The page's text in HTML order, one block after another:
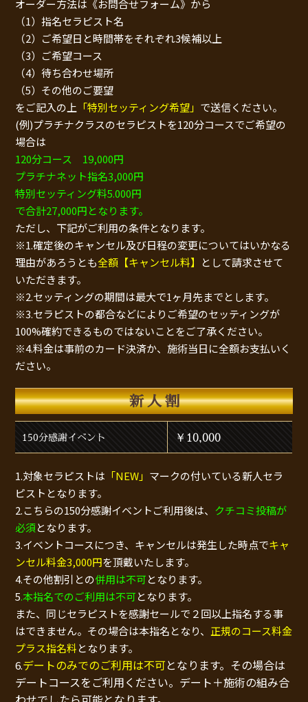
オーダー方法は《お問合せフォーム》から
（1）指名セラピスト名
（2）ご希望日と時間帯をそれぞれ3候補以上
（3）ご希望コース
（4）待ち合わせ場所
（5）その他のご要望
をご記入の上 「特別セッティング希望」 で送信ください。
(例)プラチナクラスのセラピストを120分コースでご希望の
場合は
120分コース 19,000円
プラチナネット指名3,000円
特別セッティング料5.000円
で合計27,000円となります。
ただし、下記がご利用の条件となります。
※1.確定後のキャンセル及び日程の変更についてはいかなる
理由があろうとも全額【キャンセル料】
として請求させて
いただきます。
※2.セッティングの期間は最大で1ヶ月先までとします。
※3.セラピストの都合などによりご希望のセッティングが
100%確約できるものではないことをご了承ください。
※4.料金は事前のカード決済か、施術当日に全額お支払いく
ださい。
新人割
150分感謝イベント ￥10,000
1.対象セラピストは 「NEW」 マークの付いている新人セラ
ピストとなります。
2.こちらの150分感謝イベントご利用後は、 クチコミ投稿が
必須となります。
3.イベントコースにつき、キャンセルは発生した時点でキャ
ンセル料金3,000円を頂戴いたします。
4.その他割引との併用は不可となります。
5.本指名でのご利用は不可となります。
また、同じセラピストを感謝セールで２回以上指名する事
はできません。その場合は本指名となり、 正規のコース料金
プラス指名料となります。
6.デートのみでのご利用は不可となります。その場合は
デートコースをご利用ください。デート＋施術の組み合